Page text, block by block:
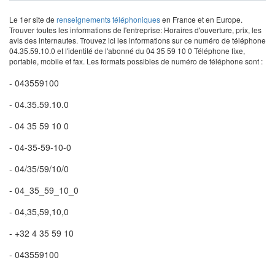
Le 1er site de renseignements téléphoniquesen France et en Europe.
Trouver toutes les informations de l'entreprise: Horaires d'ouverture, prix, les
avis des internautes. Trouvez ici les informations sur ce numéro de téléphone
04.35.59.10.0 et l'identité de l'abonné du 04 35 59 10 0 Téléphone fixe,
portable, mobile et fax. Les formats possibles de numéro de téléphone sont :
- 043559100
- 04.35.59.10.0
- 04 35 59 10 0
- 04-35-59-10-0
- 04/35/59/10/0
- 04_35_59_10_0
- 04,35,59,10,0
- +32 4 35 59 10
- 043559100